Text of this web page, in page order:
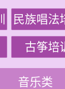
民族唱法
古筝培
音乐类